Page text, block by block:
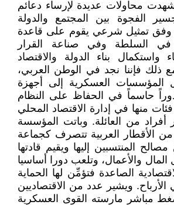
محاولات عديدة لإرساء دعائم
الفجوة بين المجتمع والدولة
وفق تمثيل شرعي يقوم على قاعدة
في السلطة وفي صناعة القرار
واستكمال بناء الدولة والاقتصاد
ذلك فإننا نجد في الوطن العربي،
المؤسسات العسكرية إلى أجهزة
حاسماً في الحفاظ على النظام
منها في إدارة الاقتصاد المحلي
من العائلة. وباتت المؤسسة
الأقطار العربية تتصرف كجماعة
المنتسبين إليها ويقيم قادتها
المال والأعمال، وتلعب دورا أساسيا
الصاعدة فتؤمِّن لها الحماية
ويشير عدد من الاقتصاديين
مباشر مارسته القوى العسكرية